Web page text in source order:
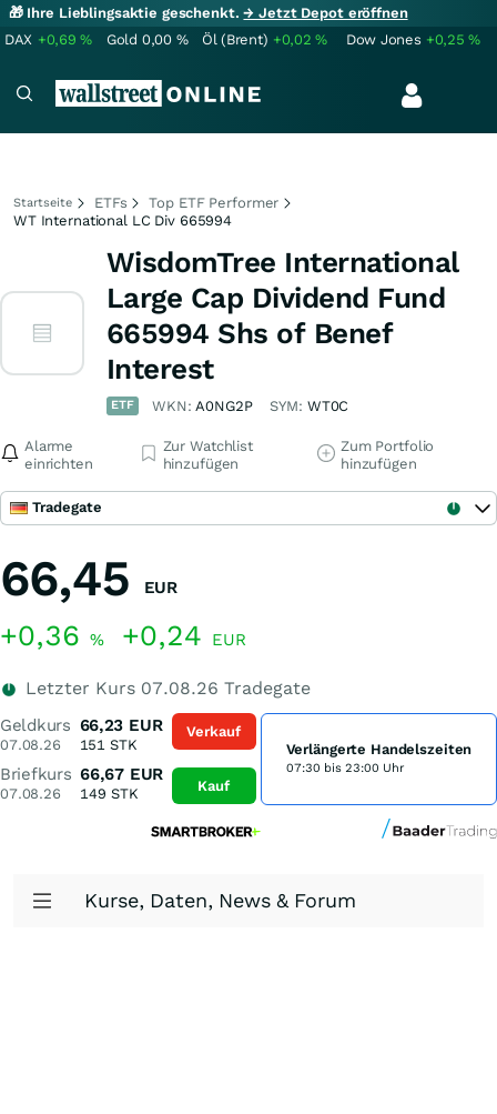
🎁 Ihre Lieblingsaktie geschenkt.→ Jetzt Depot eröffnen
DAX +0,69% Gold 0,00 % Öl (Brent) +0,02% Dow Jones +0,25%
Startseite ETFs
Top ETF Performer
WT International LC Div 665994
WisdomTree International
Large Cap Dividend Fund
665994 Shs of Benef
Interest
ETF WKN:A0NG2P SYM: WT0C
Alarme
einrichten
Zur Watchlist
hinzufügen
Zum Portfolio
hinzufügen
Tradegate
66,45 EUR
+0,36 % +0,24 EUR
Letzter Kurs 07.08.26 Tradegate
Geldkurs
07.08.26
66,23 EUR
151 STK
Briefkurs
07.08.26
66,67 EUR
149 STK
Verkauf
Kauf
Verlängerte Handelszeiten
07:30 bis 23:00 Uhr
Kurse, Daten, News & Forum